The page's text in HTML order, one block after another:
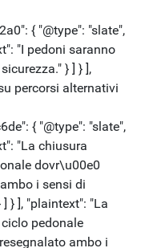
{ "@type": "slate",
"I pedoni saranno
} ] } ],
percorsi alternativi
{ "@type": "slate",
"La chiusura
dovr\u00e0
i sensi di
} ], "plaintext": "La
pedonale
ambo i